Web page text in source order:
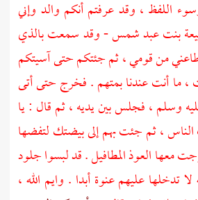
اللفظ ، وقد عرفتم أنكم والد وإني
بنت عبد شمس- وقد سمعت بالذي
من قومي ، ثم جئتكم حتى آسيتكم
ما أنت عندنا بمتهم . فخرج حتى أتى
وسلم ، فجلس بين يديه ، ثم قال : يا
، ثم جئت بهم إلى بيضتك لتفضها
معها العوذ المطافيل . قد لبسوا جلود
تدخلها عليهم عنوة أبدا . وايم الله ،